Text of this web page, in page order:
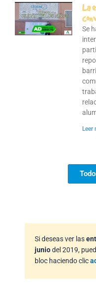
La
Se
Leer
Si deseas ver las
juniodel 2019,
bloc haciendo clic